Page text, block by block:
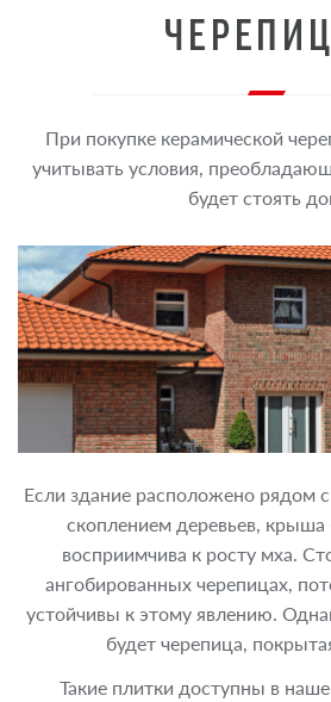
При покупке керамической
учитывать условия,
будет стоять
Если здание расположено рядом
скоплением деревьев, крыша
восприимчива к росту мха.
ангобированных черепицах,
устойчивы к этому явлению.
будет черепица,
Такие плитки доступны в